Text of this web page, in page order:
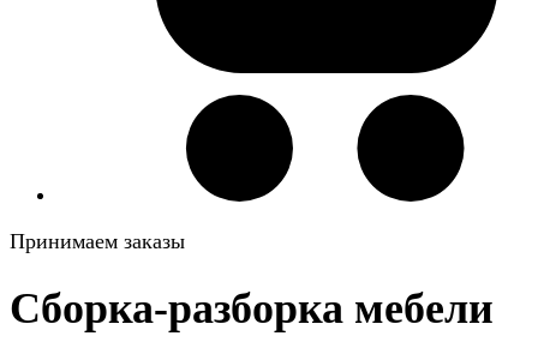
Принимаем заказы
Сборка-разборка мебели